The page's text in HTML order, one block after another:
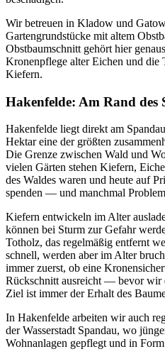
Wir betreuen in Kladow und
Gartengrundstücke mit altem
Obstbaumschnitt gehört hier
Kronenpflege alter Eichen und die
Kiefern.
Hakenfelde: Am Rand des
Hakenfelde liegt direkt am
Hektar eine der größten
Die Grenze zwischen Wald und
vielen Gärten stehen Kiefern,
des Waldes waren und heute auf
spenden — und manchmal
Kiefern entwickeln im Alter
können bei Sturm zur Gefahr
Totholz, das regelmäßig entfernt
schnell, werden aber im Alter
immer zuerst, ob eine
Rückschnitt ausreicht — bevor wir
Ziel ist immer der Erhalt des
In Hakenfelde arbeiten wir auch
der Wasserstadt Spandau, wo
Wohnanlagen gepflegt und in